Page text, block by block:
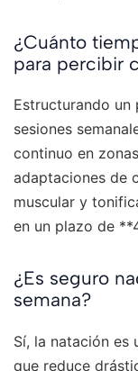
¿Cuánto
para percibir
Estructurando un
sesiones
continuo en
adaptaciones de
muscular y
en un plazo de
¿Es seguro
semana?
Sí, la natación
que reduce